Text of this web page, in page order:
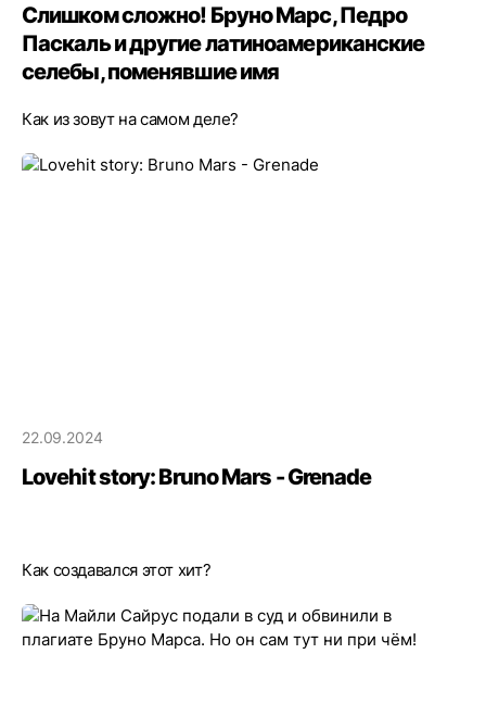
Слишком сложно! Бруно Марс, Педро
Паскаль и другие латиноамериканские
селебы, поменявшие имя
Как из зовут на самом деле?
22.09.2024
Lovehit story: Bruno Mars - Grenade
Как создавался этот хит?